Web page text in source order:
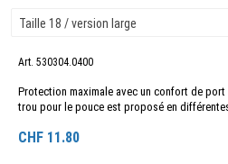
Art. 530304.0400
Protection maximale avec un confort de port
trou pour le pouce est proposé en
CHF 11.80